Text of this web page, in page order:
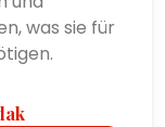
was sie für